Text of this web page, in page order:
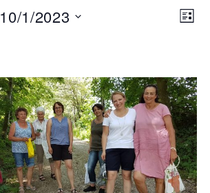
LISTE
10/1/2023